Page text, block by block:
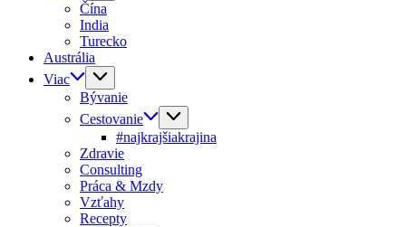
Čína
India
Turecko
Austrália
Viac
Bývanie
Cestovanie
#najkrajšiakrajina
Zdravie
Consulting
Práca & Mzdy
Vzťahy
Recepty